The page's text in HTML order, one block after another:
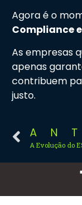
Agora é o
Compliance
As empresas
apenas
contribuem
justo.